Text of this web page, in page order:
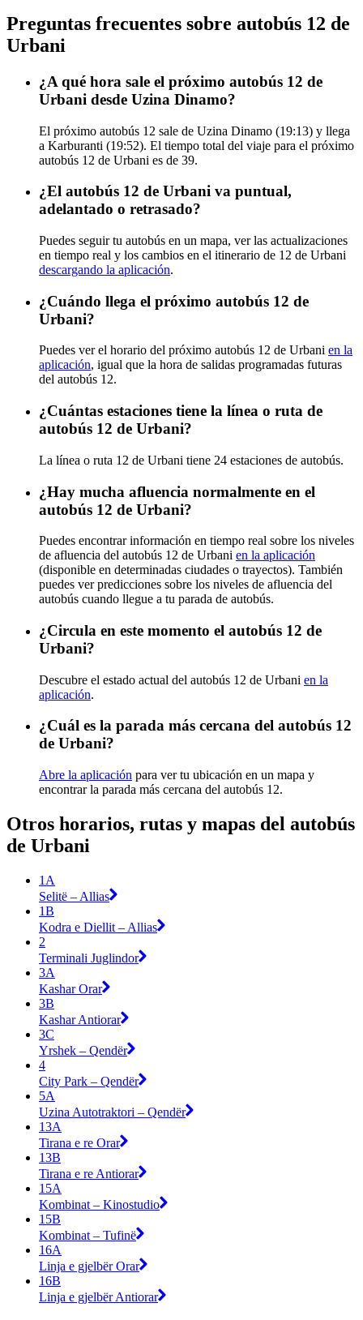
Preguntas frecuentes sobre autobús 12 de
Urbani
¿A qué hora sale el próximo autobús 12 de
Urbani desde Uzina Dinamo?
El próximo autobús 12 sale de Uzina Dinamo (19:13) y llega
a Karburanti (19:52). El tiempo total del viaje para el próximo
autobús 12 de Urbani es de 39.
¿El autobús 12 de Urbani va puntual,
adelantado o retrasado?
Puedes seguir tu autobús en un mapa, ver las actualizaciones
en tiempo real y los cambios en el itinerario de 12 de Urbani
descargando la aplicación.
¿Cuándo llega el próximo autobús 12 de
Urbani?
Puedes ver el horario del próximo autobús 12 de Urbani en la
aplicación, igual que la hora de salidas programadas futuras
del autobús 12.
¿Cuántas estaciones tiene la línea o ruta de
autobús 12 de Urbani?
La línea o ruta 12 de Urbani tiene 24 estaciones de autobús.
¿Hay mucha afluencia normalmente en el
autobús 12 de Urbani?
Puedes encontrar información en tiempo real sobre los niveles
de afluencia del autobús 12 de Urbani en la aplicación
(disponible en determinadas ciudades o trayectos). También
puedes ver predicciones sobre los niveles de afluencia del
autobús cuando llegue a tu parada de autobús.
¿Circula en este momento el autobús 12 de
Urbani?
Descubre el estado actual del autobús 12 de Urbani en la
aplicación.
¿Cuál es la parada más cercana del autobús 12
de Urbani?
Abre la aplicación para ver tu ubicación en un mapa y
encontrar la parada más cercana del autobús 12.
Otros horarios, rutas y mapas del autobús
de Urbani
1A
Selitë – Allias
1B
Kodra e Diellit – Allias
2
Terminali Juglindor
3A
Kashar Orar
3B
Kashar Antiorar
3C
Yrshek – Qendër
4
City Park – Qendër
5A
Uzina Autotraktori – Qendër
13A
Tirana e re Orar
13B
Tirana e re Antiorar
15A
Kombinat – Kinostudio
15B
Kombinat – Tufinë
16A
Linja e gjelbër Orar
16B
Linja e gjelbër Antiorar